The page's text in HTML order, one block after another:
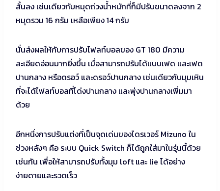
สั้นลง เช่นเดียวกับหมุดถ่วงน้ำหนักที่ก็มีปรับขนาดลงจาก 2
หมุดรวม 16 กรัม เหลือเพียง 14 กรัม
นั่นส่งผลให้กับการปรับไฟลท์บอลของ GT 180 มีความ
ละเอียดอ่อนมากยิ่งขึ้น เมื่อสามารถปรับได้แบบเฟด และเฟด
ปานกลาง หรือดรอว์ และดรอว์ปานกลาง เช่นเดียวกับมุมเหิน
ที่จะได้ไฟลท์บอลที่โด่งปานกลาง และพุ่งปานกลางเพิ่มมา
ด้วย
อีกหนึ่งการปรับแต่งที่เป็นจุดเด่นของไดรเวอร์ Mizuno ใน
ช่วงหลังๆ คือ ระบบ Quick Switch ก็ได้ถูกใส่มาในรุ่นนี้ด้วย
เช่นกัน เพื่อให้สามารถปรับทั้งมุม loft และ lie ได้อย่าง
ง่ายดายและรวดเร็ว